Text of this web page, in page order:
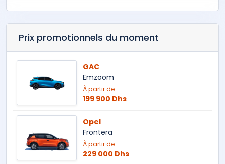
Prix promotionnels du moment
GAC
Emzoom
À partir de
199 900 Dhs
Opel
Frontera
À partir de
229 000 Dhs